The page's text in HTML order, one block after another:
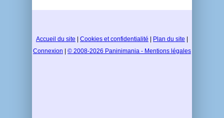
Accueil du site Cookies et confidentialité Plan du site
Connexion
© 2008-2026 Paninimania - Mentions légales